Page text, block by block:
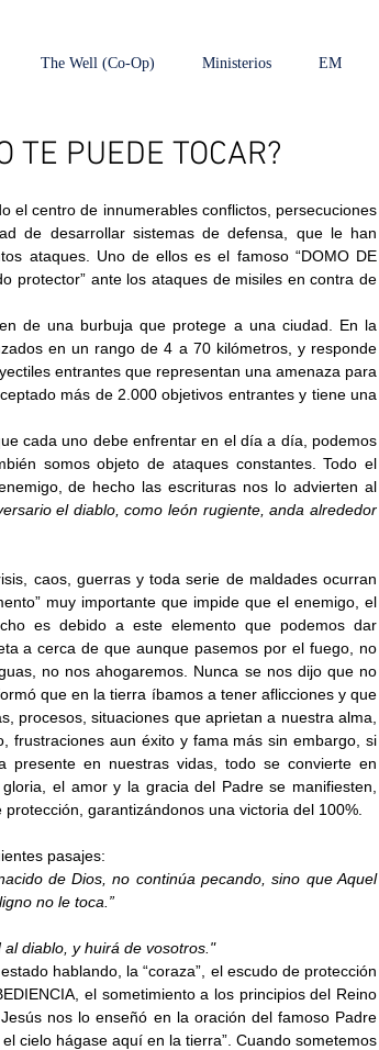
The Well (Co-Op) Ministerios EM
TE PUEDE TOCAR?
el centro de innumerables conflictos, persecuciones
de desarrollar sistemas de defensa, que le han
ataques. Uno de ellos es el famoso “DOMO DE
protector” ante los ataques de misiles en contra de
de una burbuja que protege a una ciudad. En la
en un rango de 4 a 70 kilómetros, y responde
entrantes que representan una amenaza para
más de 2.000 objetivos entrantes y tiene una
cada uno debe enfrentar en el día a día, podemos
somos objeto de ataques constantes. Todo el
de hecho las escrituras nos lo advierten al
el diablo, como león rugiente, anda alrededor
caos, guerras y toda serie de maldades ocurran
muy importante que impide que el enemigo, el
es debido a este elemento que podemos dar
a cerca de que aunque pasemos por el fuego, no
no nos ahogaremos. Nunca se nos dijo que no
que en la tierra íbamos a tener aflicciones y que
procesos, situaciones que aprietan a nuestra alma,
frustraciones aun éxito y fama más sin embargo, si
presente en nuestras vidas, todo se convierte en
el amor y la gracia del Padre se manifiesten,
garantizándonos una victoria del 100%.
pasajes:
de Dios, no continúa pecando, sino que Aquel
no le toca.”
diablo, y huirá de vosotros."
hablando, la “coraza”, el escudo de protección
el sometimiento a los principios del Reino
nos lo enseñó en la oración del famoso Padre
cielo hágase aquí en la tierra”. Cuando sometemos